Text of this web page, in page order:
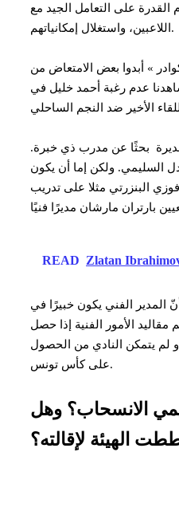
على التعامل الجيد مع
اللاعبين، واستغلال إمكانياتهم.
» أبدوا بعض الامتعاض من
عدم رغبة أحمد خليل في
بحثًا عن مدرب ذي خبرة.
السليمي. ولكن إما أن يكون
البنزرتي مثلا على تدريب
READ Zlatan
المدير الفني يكون خبيرًا في
مقاليد الأمور الفنية إذا حصل
لم يتمكن النادي من الحصول
على كأس تونس.
الانسحاب؟ وهل
الهيئة لإقالته؟